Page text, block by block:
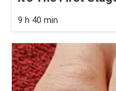
9 h 40 min